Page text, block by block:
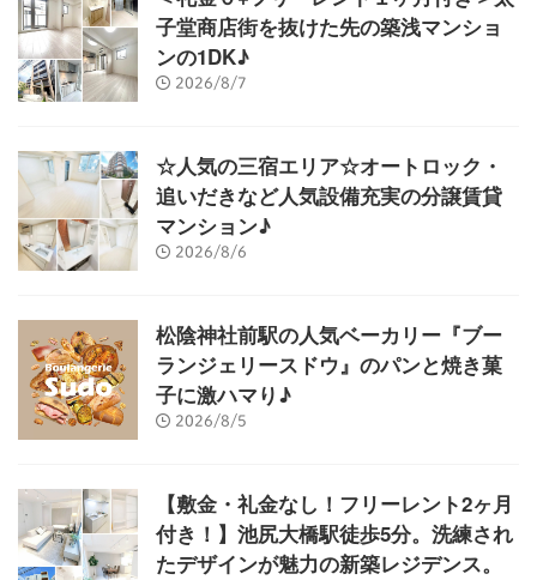
子堂商店街を抜けた先の築浅マンショ
ンの1DK♪
2026/8/7
☆人気の三宿エリア☆オートロック・
追いだきなど人気設備充実の分譲賃貸
マンション♪
2026/8/6
松陰神社前駅の人気ベーカリー『ブー
ランジェリースドウ』のパンと焼き菓
子に激ハマり♪
2026/8/5
【敷金・礼金なし！フリーレント2ヶ月
付き！】池尻大橋駅徒歩5分。洗練され
たデザインが魅力の新築レジデンス。